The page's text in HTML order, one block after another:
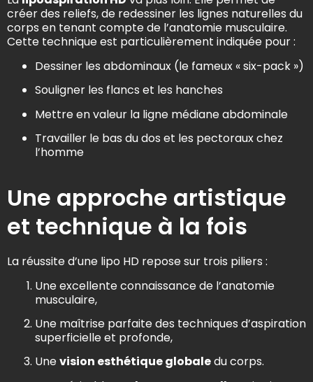
créer des reliefs, de redessiner les lignes naturelles du
corps en tenant compte de l’anatomie musculaire.
Cette technique est particulièrement indiquée pour :
Dessiner les abdominaux (le fameux « six-pack »)
Souligner les flancs et les hanches
Mettre en valeur la ligne médiane abdominale
Travailler le bas du dos et les pectoraux chez
l’homme
Une approche artistique
et technique à la fois
La réussite d’une lipo HD repose sur trois piliers :
Une excellente connaissance de l’anatomie
musculaire,
Une maîtrise parfaite des techniques d’aspiration
superficielle et profonde,
Unevision esthétique globaledu corps.